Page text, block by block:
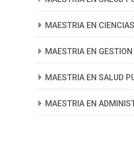
MAESTRIA EN
MAESTRIA EN
MAESTRIA EN SALUD
MAESTRIA EN